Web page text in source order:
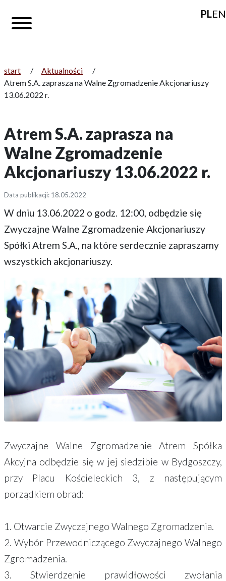
PLEN
start / Aktualności
/
Atrem S.A. zaprasza na Walne Zgromadzenie Akcjonariuszy
13.06.2022 r.
Atrem S.A. zaprasza na
Walne Zgromadzenie
Akcjonariuszy 13.06.2022 r.
Data publikacji: 18.05.2022
W dniu 13.06.2022 o godz. 12:00, odbędzie się
Zwyczajne Walne Zgromadzenie Akcjonariuszy
Spółki Atrem S.A., na które serdecznie zapraszamy
wszystkich akcjonariuszy.
Zwyczajne Walne Zgromadzenie Atrem Spółka
Akcyjna odbędzie się w jej siedzibie w Bydgoszczy,
przy Placu Kościeleckich 3, z następującym
porządkiem obrad:
1. Otwarcie Zwyczajnego Walnego Zgromadzenia.
2. Wybór Przewodniczącego Zwyczajnego Walnego
Zgromadzenia.
3. Stwierdzenie prawidłowości zwołania